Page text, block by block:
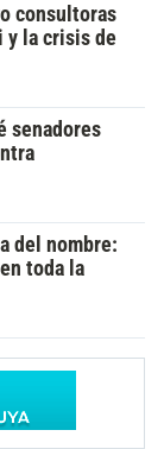
consultoras
y la crisis de
senadores
del nombre:
toda la